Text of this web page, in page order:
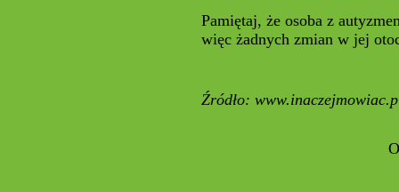
Pamiętaj, że osoba z
więc żadnych zmian w jej
Źródło:
Opracowała: